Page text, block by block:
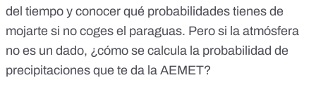
del tiempo y conocer qué probabilidades tienes de
mojarte si no coges el paraguas. Pero si la atmósfera
no es un dado, ¿cómo se calcula la probabilidad de
precipitaciones que te da la AEMET?